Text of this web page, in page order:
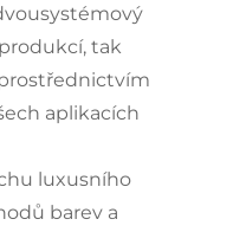
tak
aplikacích
luxusního
barev a